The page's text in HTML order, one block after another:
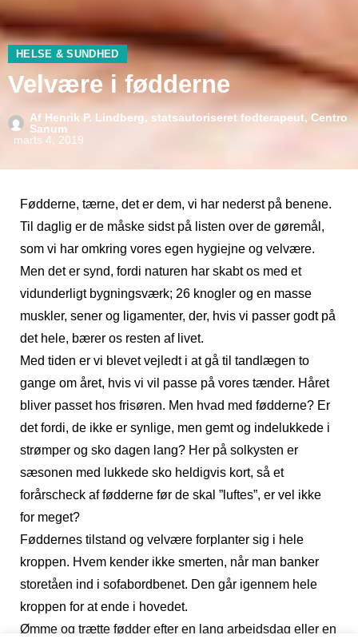
HELSE & SUNDHED
Velvære i fødderne
AfHenrik P. Lindberg, statsautoriseret fodterapeut, Centro
Sanum
marts 4, 2019
Fødderne, tærne, det er dem, vi har nederst på benene.
Til daglig er de måske sidst på listen over de gøremål,
som vi har omkring vores egen hygiejne og velvære.
Men det er synd, fordi naturen har skabt os med et
vidunderligt bygningsværk; 26 knogler og en masse
muskler, sener og ligamenter, der, hvis vi passer godt på
det hele, bærer os resten af livet.
Med tiden er vi blevet vejledt i at gå til tandlægen to
gange om året, hvis vi vil passe på vores tænder. Håret
bliver passet hos frisøren. Men hvad med fødderne? Er
det fordi, de ikke er synlige, men gemt og indelukkede i
strømper og sko dagen lang? Her på solkysten er
sæsonen med lukkede sko heldigvis kort, så et
forårscheck af fødderne før de skal ”luftes”, er vel ikke
for meget?
Føddernes tilstand og velvære forplanter sig i hele
kroppen. Hvem kender ikke smerten, når man banker
storetåen ind i sofabordbenet. Den går igennem hele
kroppen for at ende i hovedet.
Ømme og trætte fødder efter en lang arbejdsdag eller en